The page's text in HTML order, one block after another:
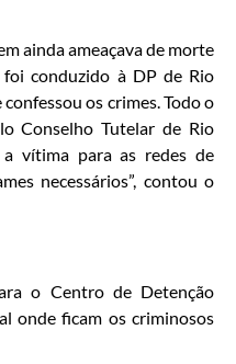
ainda ameaçava de morte
foi conduzido à DP de Rio
os crimes. Todo o
Conselho Tutelar de Rio
a vítima para as redes de
necessários”, contou o
o Centro de Detenção
onde ficam os criminosos